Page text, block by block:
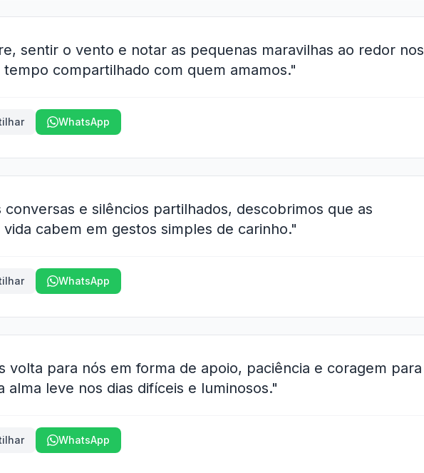
sentir o vento e notar as pequenas maravilhas ao redor nos
tempo compartilhado com quem amamos."
WhatsApp
conversas e silêncios partilhados, descobrimos que as
cabem em gestos simples de carinho."
WhatsApp
volta para nós em forma de apoio, paciência e coragem para
alma leve nos dias difíceis e luminosos."
WhatsApp